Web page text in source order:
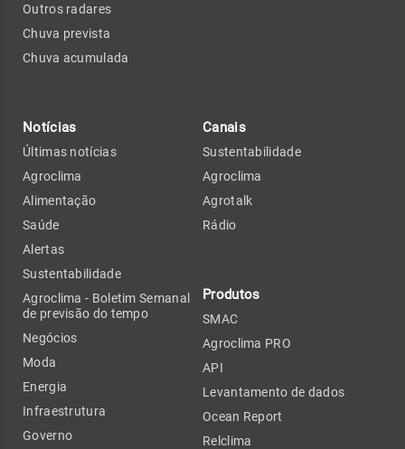
Outros radares
Chuva prevista
Chuva acumulada
Notícias
Últimas notícias
Agroclima
Alimentação
Saúde
Alertas
Sustentabilidade
Agroclima - Boletim Semanal
de previsão do tempo
Negócios
Moda
Energia
Infraestrutura
Governo
Canais
Sustentabilidade
Agroclima
Agrotalk
Rádio
Produtos
SMAC
Agroclima PRO
API
Levantamento de dados
Ocean Report
Relclima